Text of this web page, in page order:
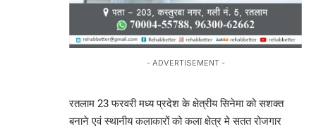
- ADVERTISEMENT -
रतलाम 23 फरवरी मध्य प्रदेश के क्षेत्रीय सिनेमा को सशक्त
बनाने एवं स्थानीय कलाकारों को कला क्षेत्र मे सतत रोजगार